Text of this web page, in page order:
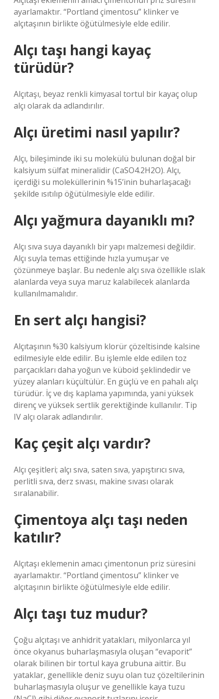
ayarlamaktır. “Portland çimentosu” klinker ve
alçıtaşının birlikte öğütülmesiyle elde edilir.
Alçı taşı hangi kayaç
türüdür?
Alçıtaşı, beyaz renkli kimyasal tortul bir kayaç olup
alçı olarak da adlandırılır.
Alçı üretimi nasıl yapılır?
Alçı, bileşiminde iki su molekülü bulunan doğal bir
kalsiyum sülfat mineralidir (CaSO4.2H2O). Alçı,
içerdiği su moleküllerinin %15’inin buharlaşacağı
şekilde ısıtılıp öğütülmesiyle elde edilir.
Alçı yağmura dayanıklı mı?
Alçı sıva suya dayanıklı bir yapı malzemesi değildir.
Alçı suyla temas ettiğinde hızla yumuşar ve
çözünmeye başlar. Bu nedenle alçı sıva özellikle ıslak
alanlarda veya suya maruz kalabilecek alanlarda
kullanılmamalıdır.
En sert alçı hangisi?
Alçıtaşının %30 kalsiyum klorür çözeltisinde kalsine
edilmesiyle elde edilir. Bu işlemle elde edilen toz
parçacıkları daha yoğun ve küboid şeklindedir ve
yüzey alanları küçültülür. En güçlü ve en pahalı alçı
türüdür. İç ve dış kaplama yapımında, yani yüksek
direnç ve yüksek sertlik gerektiğinde kullanılır. Tip
IV alçı olarak adlandırılır.
Kaç çeşit alçı vardır?
Alçı çeşitleri; alçı sıva, saten sıva, yapıştırıcı sıva,
perlitli sıva, derz sıvası, makine sıvası olarak
sıralanabilir.
Çimentoya alçı taşı neden
katılır?
Alçıtaşı eklemenin amacı çimentonun priz süresini
ayarlamaktır. “Portland çimentosu” klinker ve
alçıtaşının birlikte öğütülmesiyle elde edilir.
Alçı taşı tuz mudur?
Çoğu alçıtaşı ve anhidrit yatakları, milyonlarca yıl
önce okyanus buharlaşmasıyla oluşan “evaporit”
olarak bilinen bir tortul kaya grubuna aittir. Bu
yataklar, genellikle deniz suyu olan tuz çözeltilerinin
buharlaşmasıyla oluşur ve genellikle kaya tuzu